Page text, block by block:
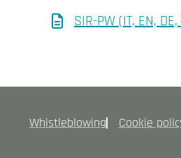
SIR-PW (IT, EN, DE,
Whistleblowing Cookie